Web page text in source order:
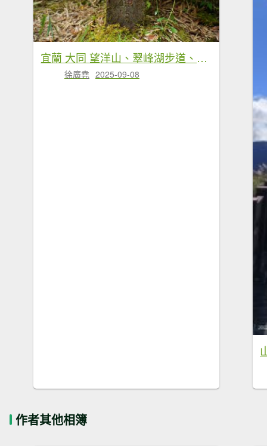
宜蘭 大同 望洋山、翠峰湖步道、山毛櫸步道
徐廣堯 2025-09-08
作者其他相簿